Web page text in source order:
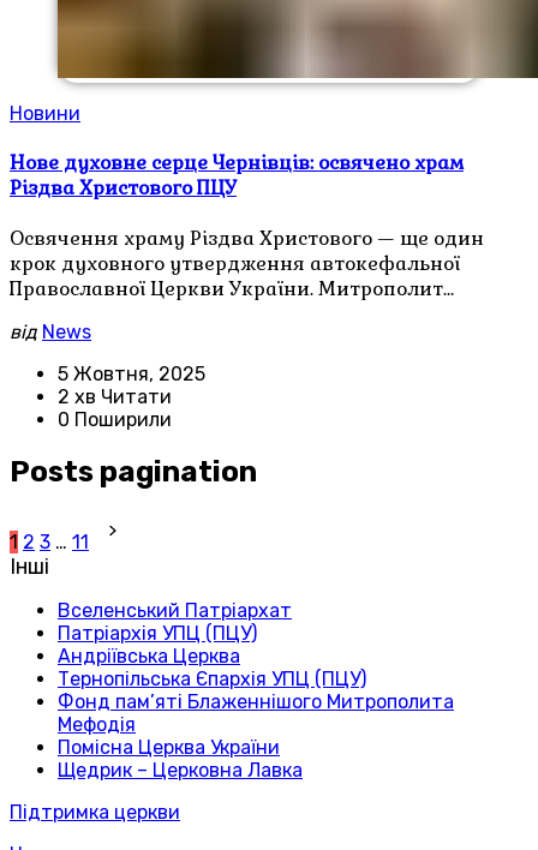
Новини
Нове духовне серце Чернівців: освячено храм
Різдва Христового ПЦУ
Освячення храму Різдва Христового — ще один
крок духовного утвердження автокефальної
Православної Церкви України. Митрополит…
від News
5 Жовтня, 2025
2 хв Читати
0 Поширили
Posts pagination
1 2 3 … 11
Інші
Вселенський Патріархат
Патріархія УПЦ (ПЦУ)
Андріївська Церква
Тернопільська Єпархія УПЦ (ПЦУ)
Фонд пам’яті Блаженнішого Митрополита
Мефодія
Помісна Церква України
Щедрик – Церковна Лавка
Підтримка церкви